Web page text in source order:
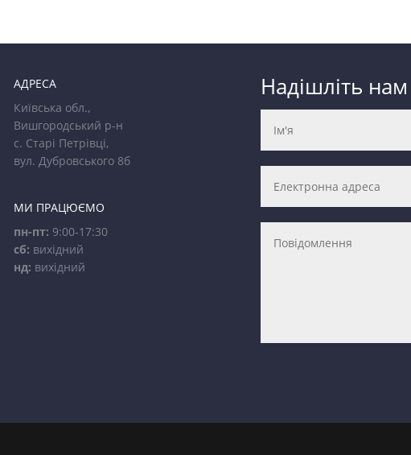
АДРЕСА
Київська обл.,
Вишгородський р-н
с. Старі Петрівці,
вул. Дубровського 8б
МИ ПРАЦЮЄМО
пн-пт: 9:00-17:30
сб: вихідний
нд: вихідний
Надішліть